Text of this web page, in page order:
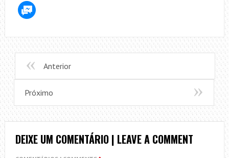
Anterior
Próximo
DEIXE UM COMENTÁRIO | LEAVE A COMMENT